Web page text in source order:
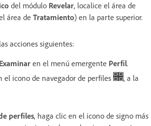
del módulo Revelar, localice el área de
área deTratamiento) en la parte superior.
acciones siguientes:
Examinar en el menú emergente Perfil.
el icono de navegador de perfiles
, a la
perfiles, haga clic en el icono de signo más